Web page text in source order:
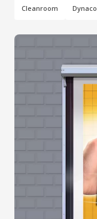
Cleanroom Dynaco